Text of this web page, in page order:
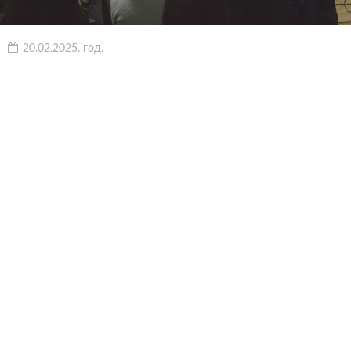
20.02.2025. год.